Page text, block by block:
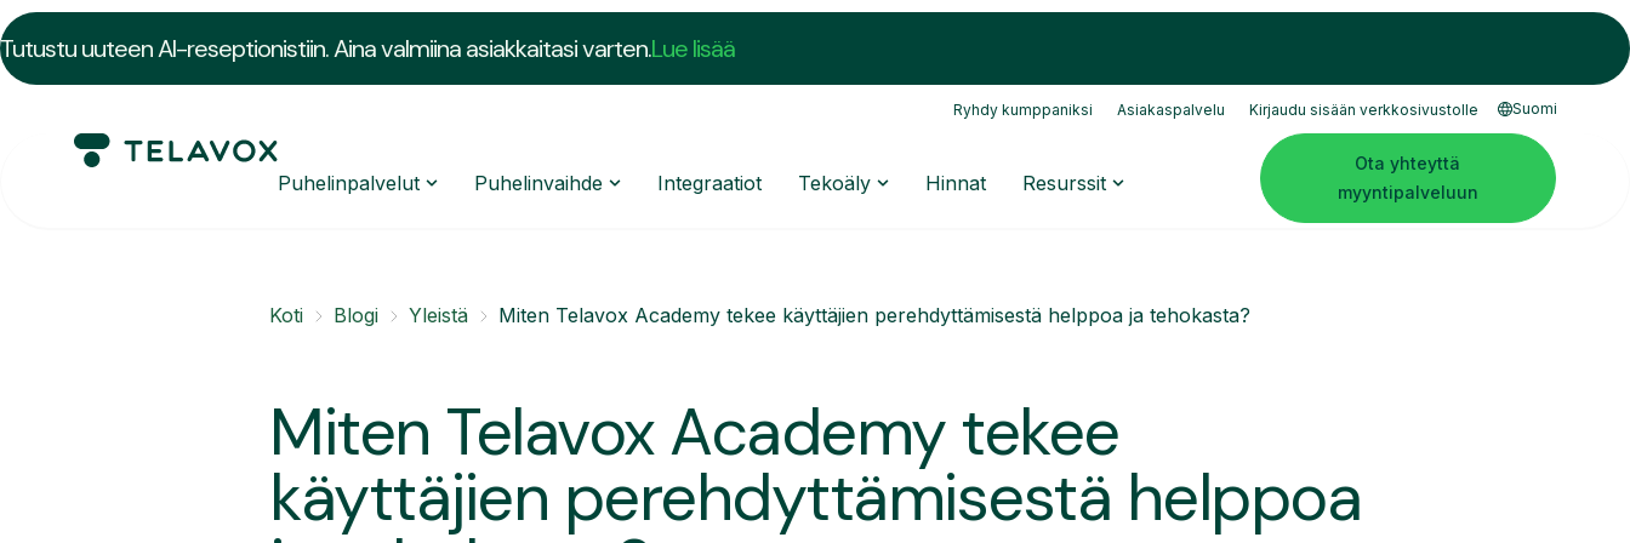
Tutustu uuteen AI-reseptionistiin. Aina valmiina asiakkaitasi varten.Lue lisää
Ryhdy kumppaniksi Asiakaspalvelu Kirjaudu sisään verkkosivustolle Suomi
Puhelinpalvelut Puhelinvaihde Integraatiot Tekoäly Hinnat Resurssit
Ota yhteyttä
myyntipalveluun
Koti Blogi Yleistä Miten Telavox Academy tekee käyttäjien perehdyttämisestä helppoa ja tehokasta?
Miten Telavox Academy tekee
käyttäjien perehdyttämisestä helppoa